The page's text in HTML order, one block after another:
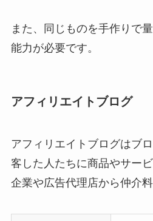
また、同じものを手作りで
能力が必要です。
アフィリエイトブログ
アフィリエイトブログはブ
客した人たちに商品やサー
企業や広告代理店から仲介